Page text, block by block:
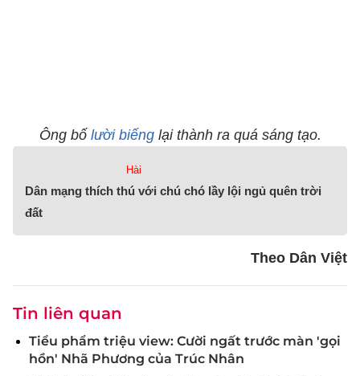
Ông bố lười biếnglại thành ra quá sáng tạo.
Hài
Dân mạng thích thú với chú chó lầy lội ngủ quên trời
đất
Theo Dân Việt
Tin liên quan
Tiểu phẩm triệu view: Cười ngất trước màn 'gọi
hồn' Nhã Phương của Trúc Nhân